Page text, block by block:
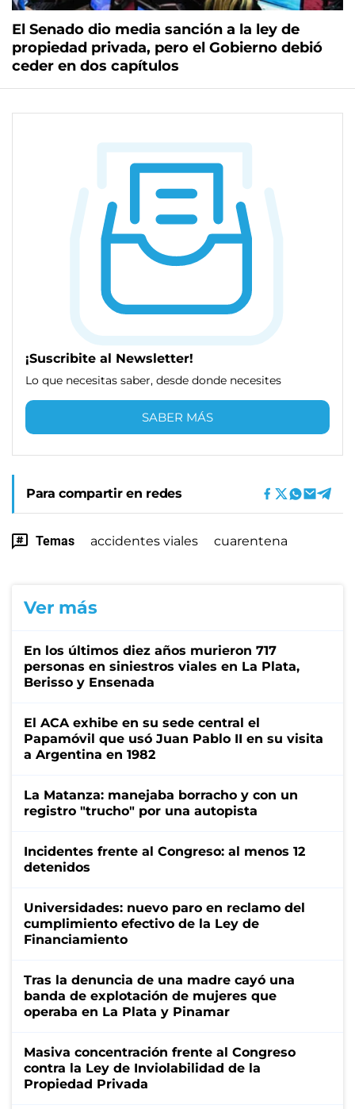
El Senado dio media sanción a la ley de
propiedad privada, pero el Gobierno debió
ceder en dos capítulos
¡Suscribite al Newsletter!
Lo que necesitas saber, desde donde necesites
SABER MÁS
Para compartir en redes
Temas accidentes viales cuarentena
Ver más
En los últimos diez años murieron 717
personas en siniestros viales en La Plata,
Berisso y Ensenada
El ACA exhibe en su sede central el
Papamóvil que usó Juan Pablo II en su visita
a Argentina en 1982
La Matanza: manejaba borracho y con un
registro "trucho" por una autopista
Incidentes frente al Congreso: al menos 12
detenidos
Universidades: nuevo paro en reclamo del
cumplimiento efectivo de la Ley de
Financiamiento
Tras la denuncia de una madre cayó una
banda de explotación de mujeres que
operaba en La Plata y Pinamar
Masiva concentración frente al Congreso
contra la Ley de Inviolabilidad de la
Propiedad Privada